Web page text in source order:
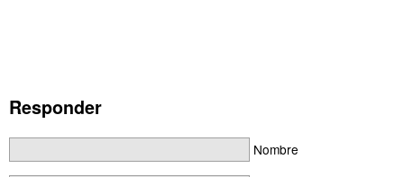
Responder
Nombre